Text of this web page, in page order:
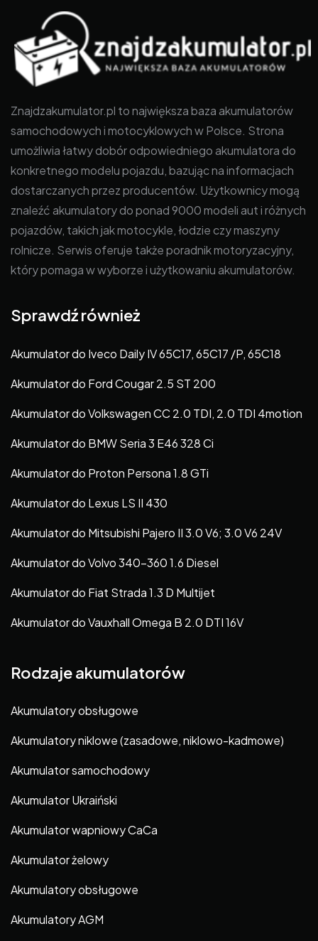
Znajdzakumulator.pl to największa baza akumulatorów
samochodowych i motocyklowych w Polsce. Strona
umożliwia łatwy dobór odpowiedniego akumulatora do
konkretnego modelu pojazdu, bazując na informacjach
dostarczanych przez producentów. Użytkownicy mogą
znaleźć akumulatory do ponad 9000 modeli aut i różnych
pojazdów, takich jak motocykle, łodzie czy maszyny
rolnicze. Serwis oferuje także poradnik motoryzacyjny,
który pomaga w wyborze i użytkowaniu akumulatorów.
Sprawdź również
Akumulator do Iveco Daily IV 65C17, 65C17 /P, 65C18
Akumulator do Ford Cougar 2.5 ST 200
Akumulator do Volkswagen CC 2.0 TDI, 2.0 TDI 4motion
Akumulator do BMW Seria 3 E46 328 Ci
Akumulator do Proton Persona 1.8 GTi
Akumulator do Lexus LS II 430
Akumulator do Mitsubishi Pajero II 3.0 V6; 3.0 V6 24V
Akumulator do Volvo 340-360 1.6 Diesel
Akumulator do Fiat Strada 1.3 D Multijet
Akumulator do Vauxhall Omega B 2.0 DTI 16V
Rodzaje akumulatorów
Akumulatory obsługowe
Akumulatory niklowe (zasadowe, niklowo-kadmowe)
Akumulator samochodowy
Akumulator Ukraiński
Akumulator wapniowy CaCa
Akumulator żelowy
Akumulatory obsługowe
Akumulatory AGM